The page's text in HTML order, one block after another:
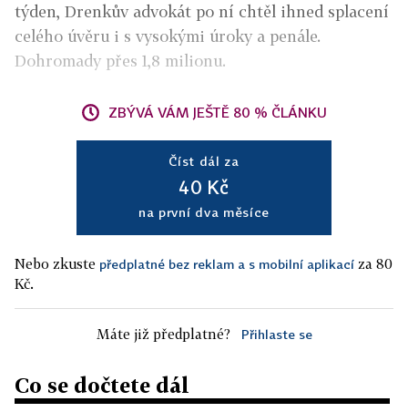
týden, Drenkův advokát po ní chtěl ihned splacení
celého úvěru i s vysokými úroky a penále.
Dohromady přes 1,8 milionu.
ZBÝVÁ VÁM JEŠTĚ 80 % ČLÁNKU
Číst dál za
40 Kč
na první dva měsíce
Nebo zkuste předplatné bez reklam a s mobilní aplikací za 80
Kč.
Máte již předplatné? Přihlaste se
Co se dočtete dál